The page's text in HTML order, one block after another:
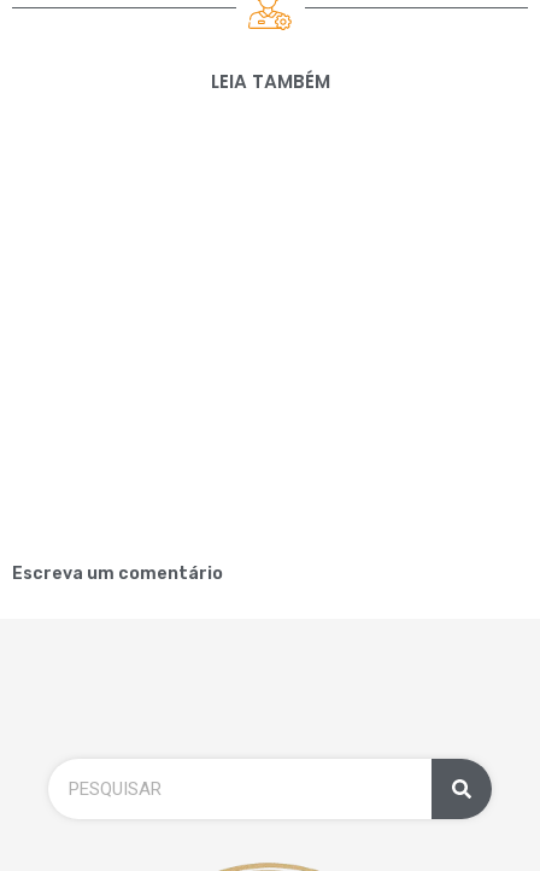
LEIA TAMBÉM
Escreva um comentário